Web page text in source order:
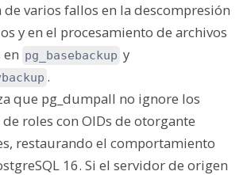
de varios fallos en la descompresión
y en el procesamiento de archivos
pg_basebackup y
.
que pg_dumpall no ignore los
roles con OIDs de otorgante
restaurando el comportamiento
16. Si el servidor de origen